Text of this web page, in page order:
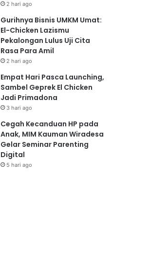
2 hari ago
Gurihnya Bisnis UMKM Umat:
El-Chicken Lazismu
Pekalongan Lulus Uji Cita
Rasa Para Amil
2 hari ago
Empat Hari Pasca Launching,
Sambel Geprek El Chicken
Jadi Primadona
3 hari ago
Cegah Kecanduan HP pada
Anak, MIM Kauman Wiradesa
Gelar Seminar Parenting
Digital
5 hari ago